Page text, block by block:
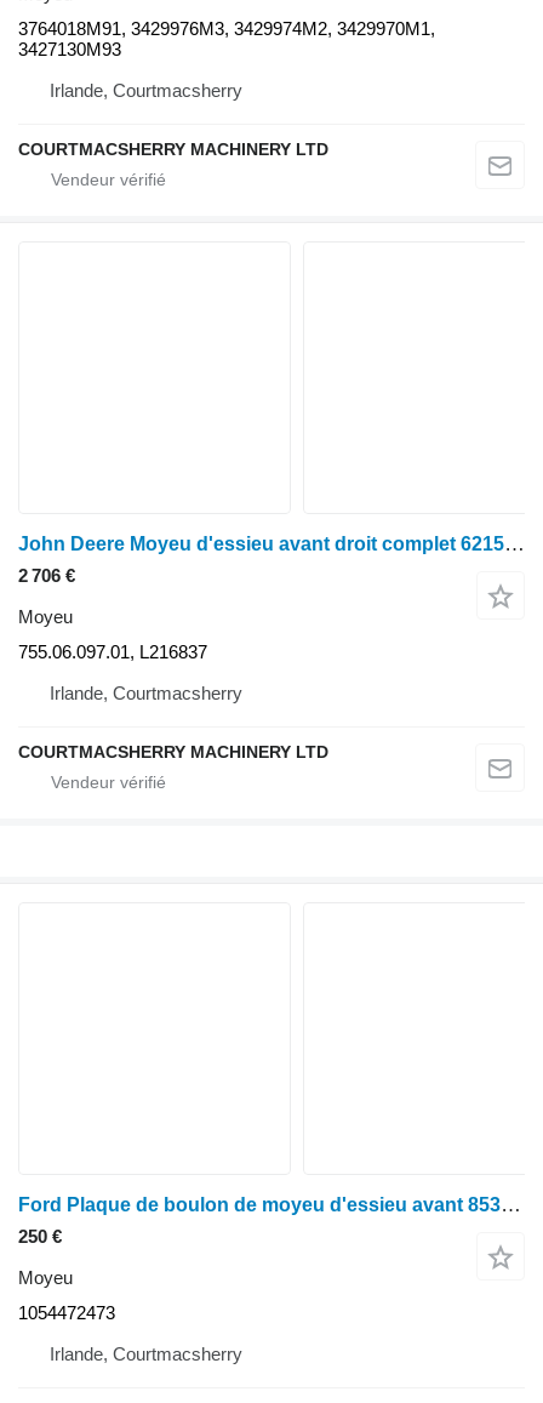
3764018M91, 3429976M3, 3429974M2, 3429970M1,
3427130M93
Irlande, Courtmacsherry
COURTMACSHERRY MACHINERY LTD
John Deere Moyeu d'essieu avant droit complet 6215r 755/314 L216837, L213026, L220 755.06.097.01 pour tracteur à roues
2 706 €
Moyeu
755.06.097.01, L216837
Irlande, Courtmacsherry
COURTMACSHERRY MACHINERY LTD
Ford Plaque de boulon de moyeu d'essieu avant 8530, 8630, Tw15, Tw5 Zp4472354239, 10 1054472473 pour tracteur à roues
250 €
Moyeu
1054472473
Irlande, Courtmacsherry